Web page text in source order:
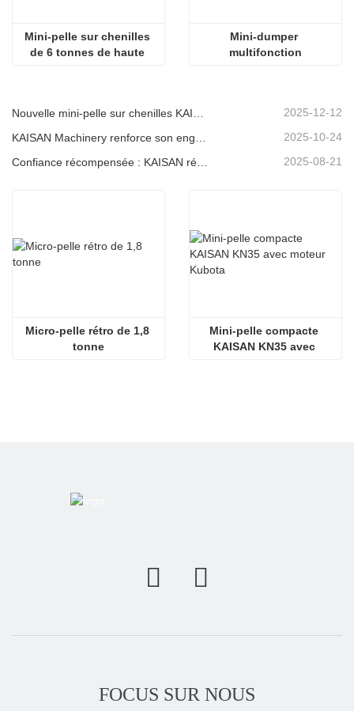
Mini-pelle sur chenilles
de 6 tonnes de haute
Mini-dumper
multifonction
2025-12-12
2025-10-24
Confiance récompensée : KAISAN réitère sa commande de 20 excavatrices auprès d'un partenaire portugais de longue date 2025-08-21
Micro-pelle rétro de 1,8
tonne
Mini-pelle compacte
KAISAN KN35 avec
FOCUS SUR NOUS